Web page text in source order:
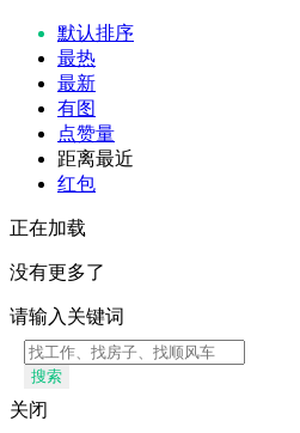
默认排序
最热
最新
有图
点赞量
距离最近
红包
正在加载
没有更多了
请输入关键词
搜索
关闭